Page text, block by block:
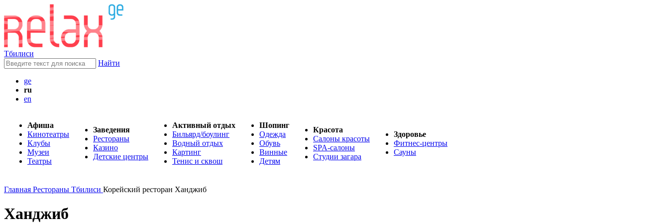
Тбилиси
Найти
ge
ru
en
Афиша
Кинотеатры
Клубы
Музеи
Театры
Заведения
Рестораны
Казино
Детские центры
Активный отдых
Бильярд/боулинг
Водный отдых
Картинг
Тенис и сквош
Шопинг
Одежда
Обувь
Винные
Детям
Красота
Салоны красоты
SPA-салоны
Студии загара
Здоровье
Фитнес-центры
Сауны
Главная Рестораны Тбилиси Корейский ресторан Ханджиб
Ханджиб